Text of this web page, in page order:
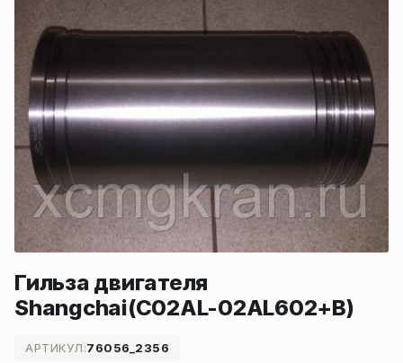
Гильза двигателя
Shangchai(C02AL-02AL602+B)
АРТИКУЛ:76056_2356